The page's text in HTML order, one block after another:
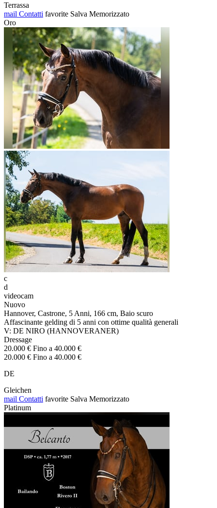
Terrassa
mail Contatti favorite Salva Memorizzato
Oro
c
d
videocam
Nuovo
Hannover, Castrone, 5 Anni, 166 cm, Baio scuro
Affascinante gelding di 5 anni con ottime qualità generali
V: DE NIRO (HANNOVERANER)
Dressage
20.000 € Fino a 40.000 €
20.000 € Fino a 40.000 €
DE
Gleichen
mail Contatti favorite Salva Memorizzato
Platinum